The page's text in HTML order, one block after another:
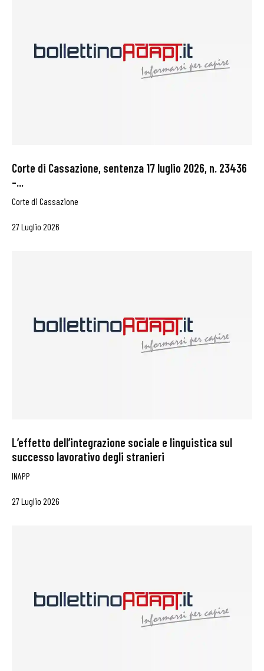
Corte di Cassazione, sentenza 17 luglio 2026, n. 23436
–...
Corte di Cassazione
27 Luglio 2026
L’effetto dell’integrazione sociale e linguistica sul
successo lavorativo degli stranieri
INAPP
27 Luglio 2026